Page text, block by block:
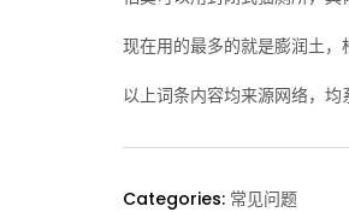
现在用的最多的就是膨润土，
以上词条内容均来源网络，
Categories: 常见问题